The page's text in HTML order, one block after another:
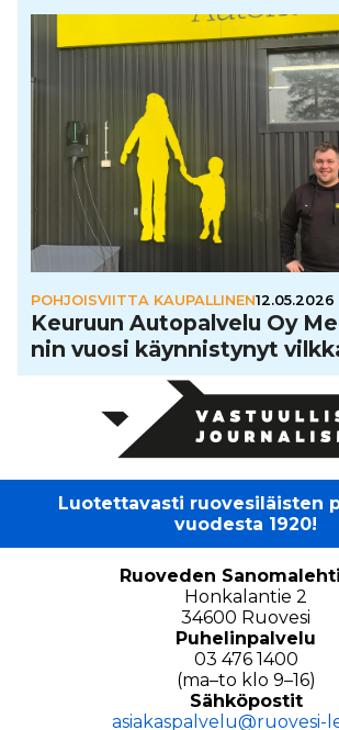
POHJOISVIITTA KAUPALLINEN
Keuruun Auto­pal­velu Oy
nin vuosi käyn­nis­ty­nyt
Luotettavasti ruovesiläisten
vuodesta 1920!
Ruoveden
Honkalantie 2
34600 Ruovesi
Puhelinpalvelu
03 476 1400
(ma–to klo 9–16)
Sähköpostit
asiakaspalvelu@ruovesi-